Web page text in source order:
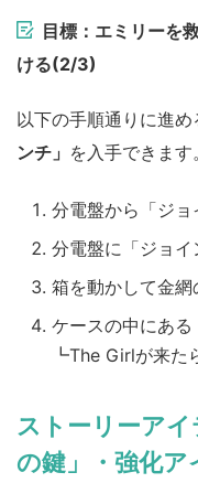
目標：エミリーを
ける(2/3)
以下の手順通りに進め
ンチ」 を入手できます。
分電盤から「ジ
分電盤に「ジョ
箱を動かして金
ケースの中にあ
┗The Girlが来た
ストーリーア
の鍵」・強化